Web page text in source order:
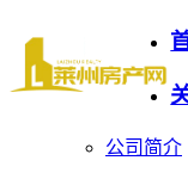
公司简介